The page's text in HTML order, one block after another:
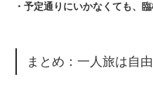
・予定通りにいかなくても、
まとめ：一人旅は自